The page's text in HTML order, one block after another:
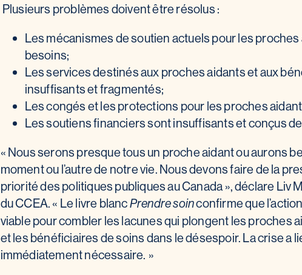
Plusieurs problèmes doivent être résolus :
Les mécanismes de soutien actuels pour les
besoins;
Les services destinés aux proches aidants et aux
insuffisants et fragmentés;
Les congés et les protections pour les proches
Les soutiens financiers sont insuffisants et conçus
« Nous serons presque tous un proche aidant ou aurons
moment ou l’autre de notre vie. Nous devons faire de la
priorité des politiques publiques au Canada », déclare Liv
du CCEA. « Le livre blancPrendre soinconfirme que
viable pour combler les lacunes qui plongent les proches
et les bénéficiaires de soins dans le désespoir. La crise a
immédiatement nécessaire. »